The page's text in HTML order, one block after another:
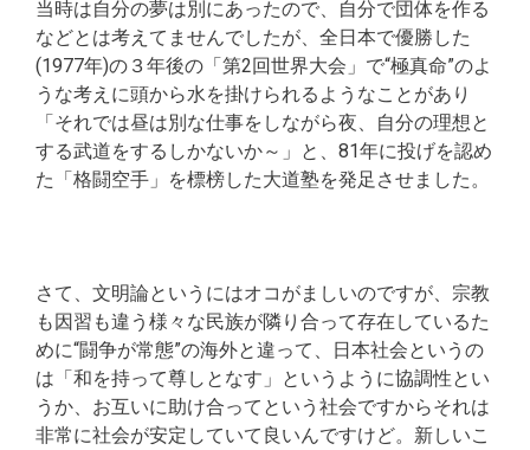
当時は自分の夢は別にあったので、自分で団体を作る
などとは考えてませんでしたが、全日本で優勝した
(1977年)の３年後の「第2回世界大会」で“極真命”のよ
うな考えに頭から水を掛けられるようなことがあり
「それでは昼は別な仕事をしながら夜、自分の理想と
する武道をするしかないか～」と、81年に投げを認め
た「格闘空手」を標榜した大道塾を発足させました。
さて、文明論というにはオコがましいのですが、宗教
も因習も違う様々な民族が隣り合って存在しているた
めに“闘争が常態”の海外と違って、日本社会というの
は「和を持って尊しとなす」というように協調性とい
うか、お互いに助け合ってという社会ですからそれは
非常に社会が安定していて良いんですけど。新しいこ